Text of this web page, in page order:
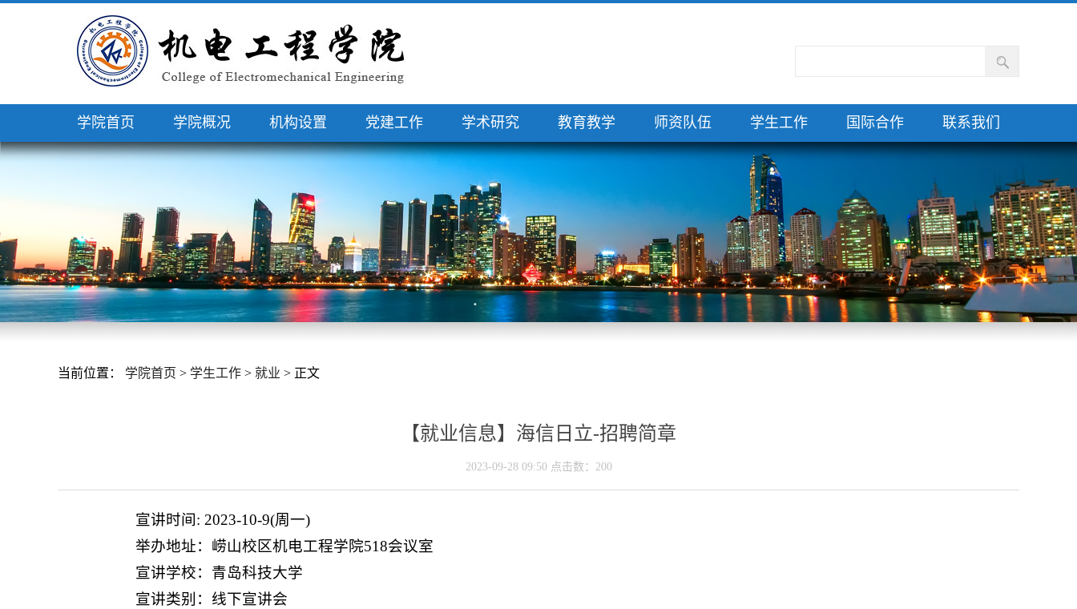
学院首页 学院概况 机构设置 党建工作 学术研究 教育教学 师资队伍 学生工作 国际合作 联系我们
当前位置： 学院首页 > 学生工作 > 就业 > 正文
【就业信息】海信日立-招聘简章
2023-09-28 09:50 点击数： 200
宣讲时间: 2023-10-9(周一)
举办地址：崂山校区机电工程学院518会议室
宣讲学校：青岛科技大学
宣讲类别：线下宣讲会